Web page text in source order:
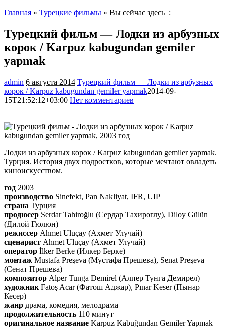
Главная » Турецкие фильмы » Вы сейчас здесь :
Турецкий фильм — Лодки из арбузных
корок / Karpuz kabugundan gemiler
yapmak
admin 6 августа 2014 Турецкий фильм — Лодки из арбузных
корок / Karpuz kabugundan gemiler yapmak2014-09-
15T21:52:12+03:00 Нет комментариев
Лодки из арбузных корок / Karpuz kabugundan gemiler yapmak.
Турция. История двух подростков, которые мечтают овладеть
киноискусством.
год 2003
производство Sinefekt, Pan Nakliyat, IFR, UIP
страна Турция
продюсер Serdar Tahiroğlu (Сердар Тахироглу), Diloy Gülün
(Дилой Гюлюн)
режиссер Ahmet Uluçay (Ахмет Улучай)
сценарист Ahmet Uluçay (Ахмет Улучай)
оператор İlker Berke (Илкер Берке)
монтаж Mustafa Preşeva (Мустафа Прешева), Senat Preşeva
(Сенат Прешева)
композитор Alper Tunga Demirel (Алпер Тунга Демирел)
художник Fatoş Acar (Фатош Аджар), Pınar Keser (Пынар
Кесер)
жанр драма, комедия, мелодрама
продолжительность 110 минут
оригинальное название Karpuz Kabuğundan Gemiler Yapmak